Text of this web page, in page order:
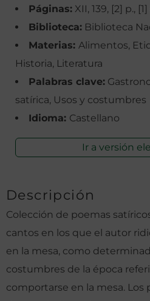
Páginas: XII, 139, [2] p.,
Biblioteca: Biblioteca
Materias: Alimentos,
Historia, Literatura
Palabras clave:
satírica, Usos y costumbres
Idioma: Castellano
Ir a versión
Descripción
Colección de poemas
cantos en los que el autor
en la mesa, como
costumbres de la época
comportarse en la mesa. Los